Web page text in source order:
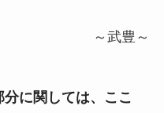
～武豊～
に関しては、ここ